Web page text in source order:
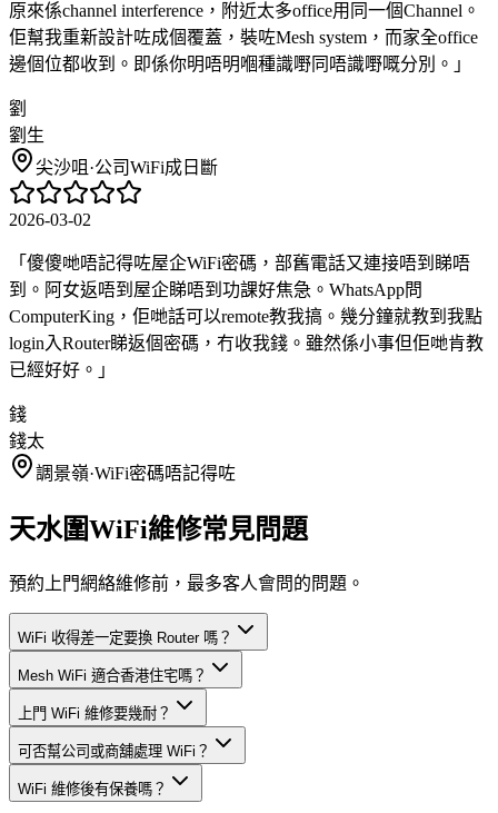
原來係channel interference，附近太多office用同一個Channel。
佢幫我重新設計咗成個覆蓋，裝咗Mesh system，而家全office
邊個位都收到。即係你明唔明嗰種識嘢同唔識嘢嘅分別。 」
劉
劉生
尖沙咀 ·公司WiFi成日斷
2026-03-02
「 傻傻哋唔記得咗屋企WiFi密碼，部舊電話又連接唔到睇唔
到。阿女返唔到屋企睇唔到功課好焦急。WhatsApp問
ComputerKing，佢哋話可以remote教我搞。幾分鐘就教到我點
login入Router睇返個密碼，冇收我錢。雖然係小事但佢哋肯教
已經好好。 」
錢
錢太
調景嶺·WiFi密碼唔記得咗
天水圍WiFi維修常見問題
預約上門網絡維修前，最多客人會問的問題。
WiFi 收得差一定要換 Router 嗎？
Mesh WiFi 適合香港住宅嗎？
上門 WiFi 維修要幾耐？
可否幫公司或商舖處理 WiFi？
WiFi 維修後有保養嗎？